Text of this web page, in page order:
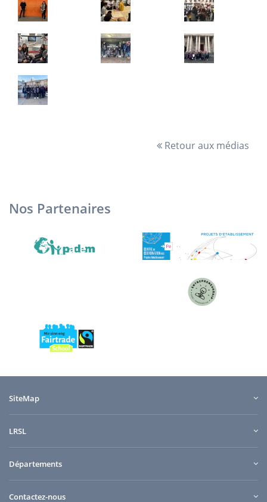
Retour aux médias
Nos Partenaires
SiteMap
LRSL
Départements
Contactez-nous